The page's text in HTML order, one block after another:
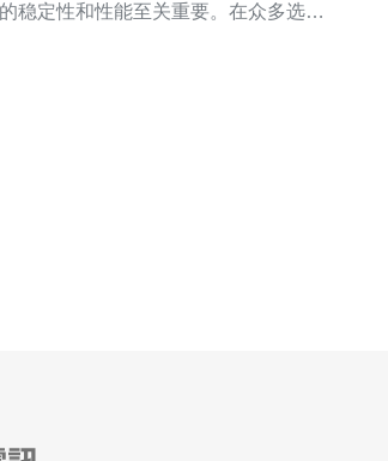
稳定性和性能至关重要。在众多选项
东西方的商业和文化。选择香港站群